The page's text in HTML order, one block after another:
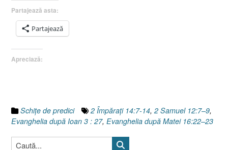
Apostolilor
27:7-
15,
Partajează asta:
Partajează
Apreciază:
Schiţe de predici 2 Împăraţi 14:7-14, 2 Samuel 12:7–9,
Evanghelia după Ioan 3 : 27, Evanghelia după Matei 16:22–23